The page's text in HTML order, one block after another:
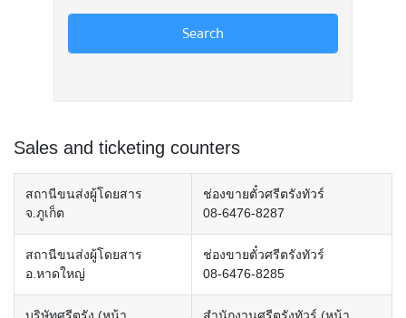
Sales and ticketing counters
สถานีขนส่งผู้โดยสาร
จ.ภูเก็ต
ช่องขายตั๋วศรีตรังทัวร์
08-6476-8287
สถานีขนส่งผู้โดยสาร
อ.หาดใหญ่
ช่องขายตั๋วศรีตรังทัวร์
08-6476-8285